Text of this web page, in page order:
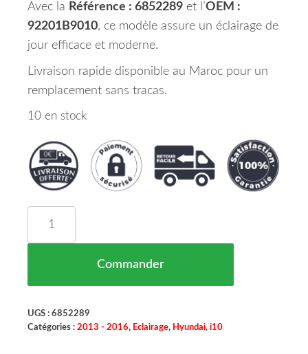
Avec la Référence : 6852289 et l’OEM :
92201B9010, ce modèle assure un éclairage de
jour efficace et moderne.
Livraison rapide disponible au Maroc pour un
remplacement sans tracas.
10 en stock
Commander
UGS : 6852289
Catégories : 2013 - 2016, Eclairage, Hyundai, i10